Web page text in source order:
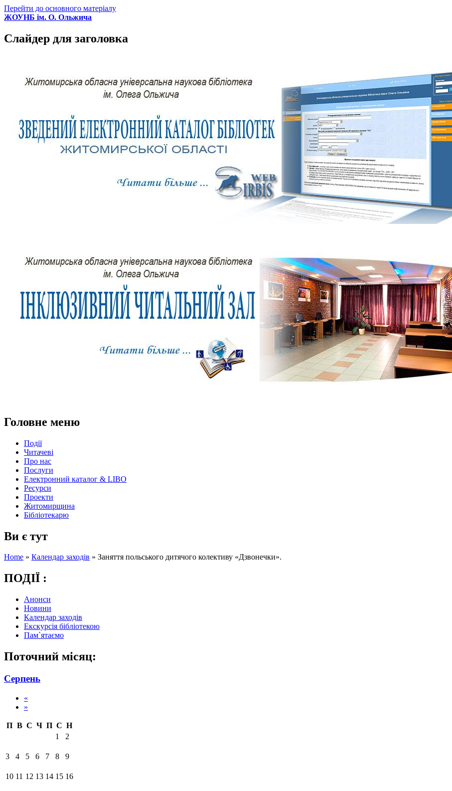
Перейти до основного матеріалу
ЖОУНБ ім. О. Ольжича
Слайдер для заголовка
Головне меню
Події
Читачеві
Про нас
Послуги
Електронний каталог & LIBO
Ресурси
Проекти
Житомирщина
Бібліотекарю
Ви є тут
Home » Календар заходів » Заняття польського дитячого колективу «Дзвонечки».
ПОДІЇ :
Анонси
Новини
Календар заходів
Екскурсія бібліотекою
Пам`ятаємо
Поточний місяц:
Серпень
«
»
П В С Ч П С Н
1
2
3 4 5 6 7 8 9
10 11 12 13 14 15 16